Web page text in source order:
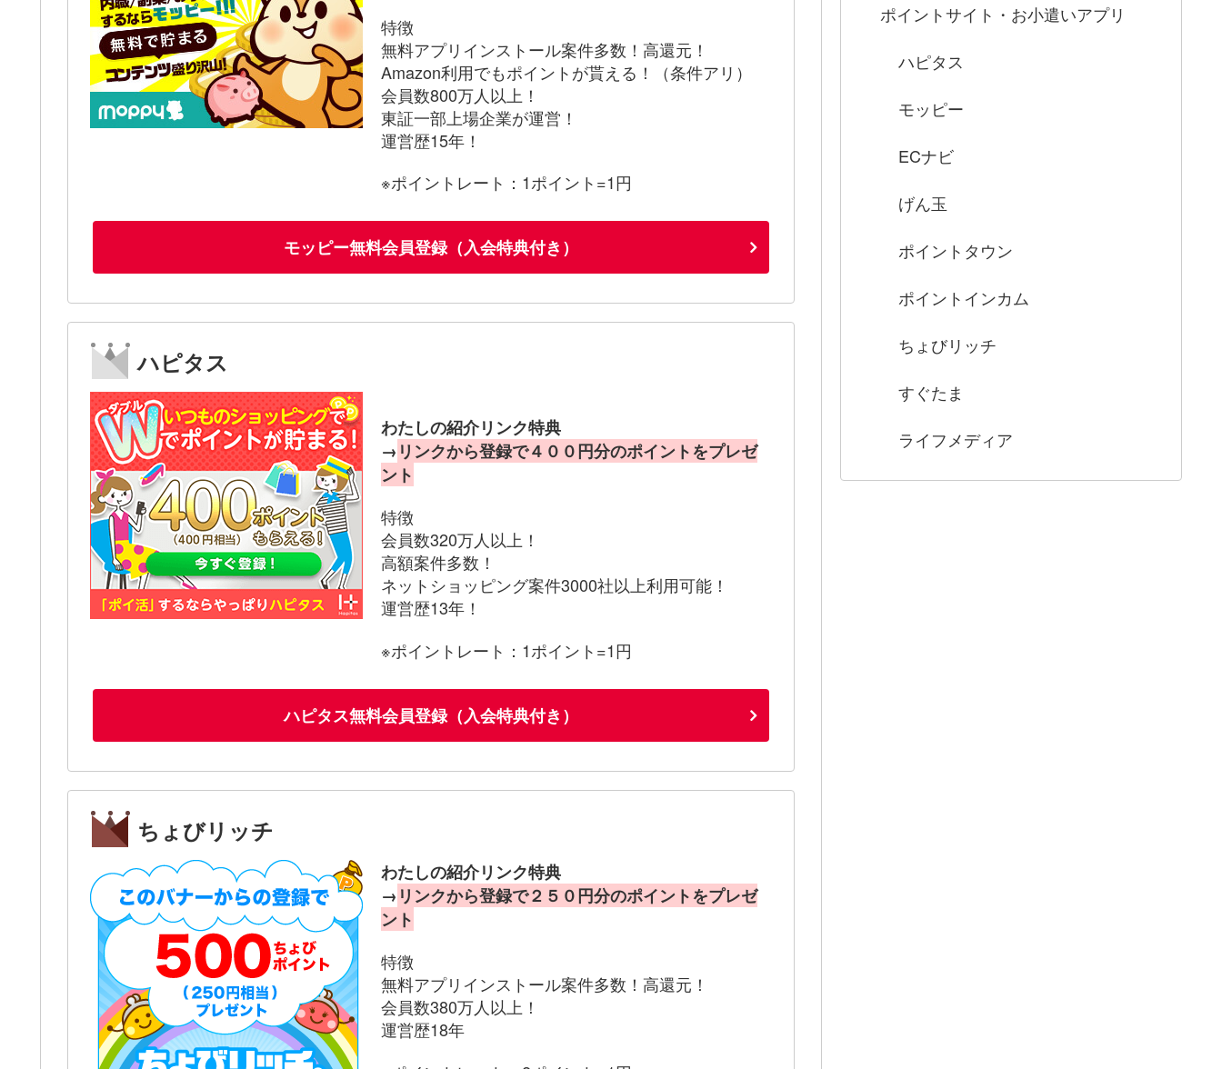
特徴
無料アプリインストール案件多数！高還元！
Amazon利用でもポイントが貰える！（条件アリ）
会員数800万人以上！
東証一部上場企業が運営！
運営歴15年！
※ポイントレート：1ポイント=1円
モッピー無料会員登録（入会特典付き）
ハピタス
わたしの紹介リンク特典
→ リンクから登録で４００円分のポイントをプレゼ
ント
特徴
会員数320万人以上！
高額案件多数！
ネットショッピング案件3000社以上利用可能！
運営歴13年！
※ポイントレート：1ポイント=1円
ハピタス無料会員登録（入会特典付き）
ちょびリッチ
わたしの紹介リンク特典
→ リンクから登録で２５０円分のポイントをプレゼ
ント
特徴
無料アプリインストール案件多数！高還元！
会員数380万人以上！
運営歴18年
ポイントサイト・お小遣いアプリ
ハピタス
モッピー
ECナビ
げん玉
ポイントタウン
ポイントインカム
ちょびリッチ
すぐたま
ライフメディア